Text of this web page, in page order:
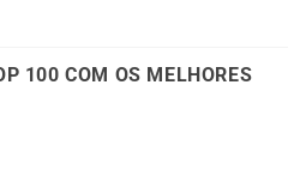
100 COM OS MELHORES